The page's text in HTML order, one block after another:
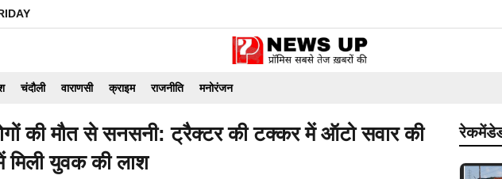
चंदौली वाराणसी क्राइम राजनीति मनोरंजन
की मौत से सनसनी: ट्रैक्टर की टक्कर में ऑटो सवार की
मिली युवक की लाश